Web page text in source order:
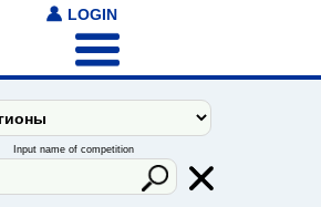
LOGIN
Input name of competition